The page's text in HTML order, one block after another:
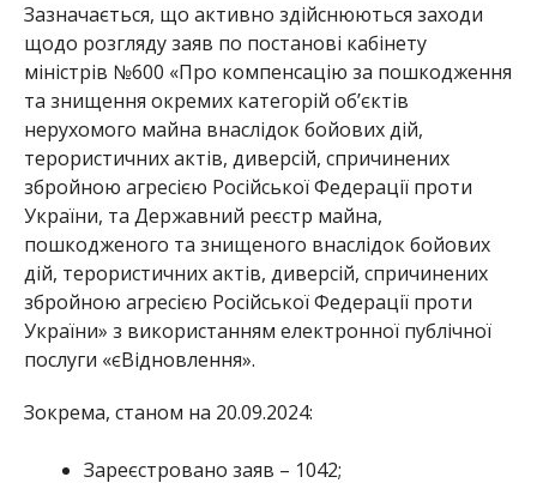
Зазначається, що активно здійснюються заходи
щодо розгляду заяв по постанові кабінету
міністрів №600 «Про компенсацію за пошкодження
та знищення окремих категорій об’єктів
нерухомого майна внаслідок бойових дій,
терористичних актів, диверсій, спричинених
збройною агресією Російської Федерації проти
України, та Державний реєстр майна,
пошкодженого та знищеного внаслідок бойових
дій, терористичних актів, диверсій, спричинених
збройною агресією Російської Федерації проти
України» з використанням електронної публічної
послуги «єВідновлення».
Зокрема, станом на 20.09.2024:
Зареєстровано заяв – 1042;